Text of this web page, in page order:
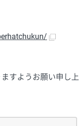
すようお願い申し上